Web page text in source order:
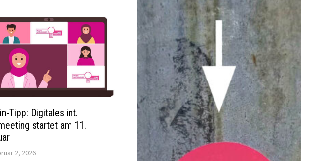
Tipp: Digitales int.
startet am 11.
2, 2026